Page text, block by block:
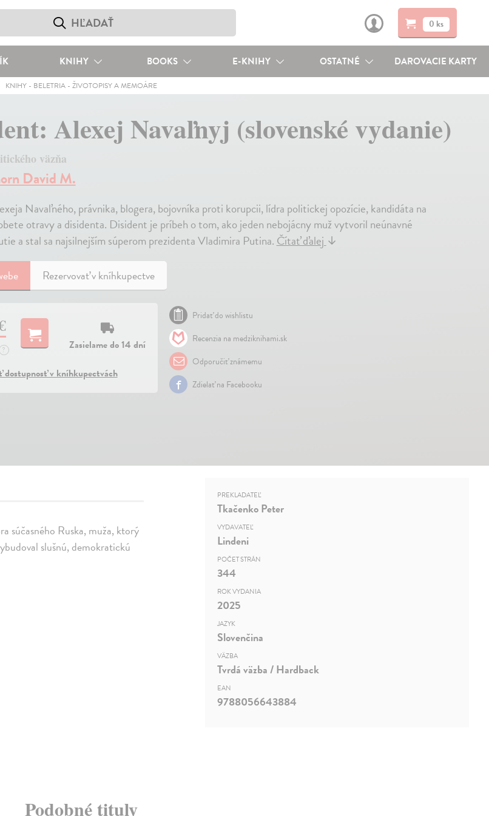
0 ks
KNIHY BOOKS E-KNIHY OSTATNÉ DAROVACIE KARTY
KNIHY- BELETRIA- ŽIVOTOPISY A MEMOÁRE
Alexej Navaľnyj (slovenské vydanie)
väzňa
David M.
Navaľného, právnika, blogera, bojovníka proti korupcii, lídra politickej opozície, kandidáta na
otravy a disidenta. Disident je príbeh o tom, ako jeden nebojácny muž vytvoril neúnavné
a stal sa najsilnejším súperom prezidenta Vladimira Putina.Čítať ďalej↓
Rezervovať v kníhkupectve
?
Zasielame do 14 dní
dostupnosť v kníhkupectvách
Pridať do wishlistu
Recenzia na medziknihami.sk
Odporučiť známemu
Zdielať na Facebooku
súčasného Ruska, muža, ktorý
slušnú, demokratickú
PREKLADATEĽ
Tkačenko Peter
VYDAVATEĽ
Lindeni
POČET STRÁN
344
ROK VYDANIA
2025
JAZYK
Slovenčina
VÄZBA
Tvrdá väzba / Hardback
EAN
9788056643884
Podobné tituly